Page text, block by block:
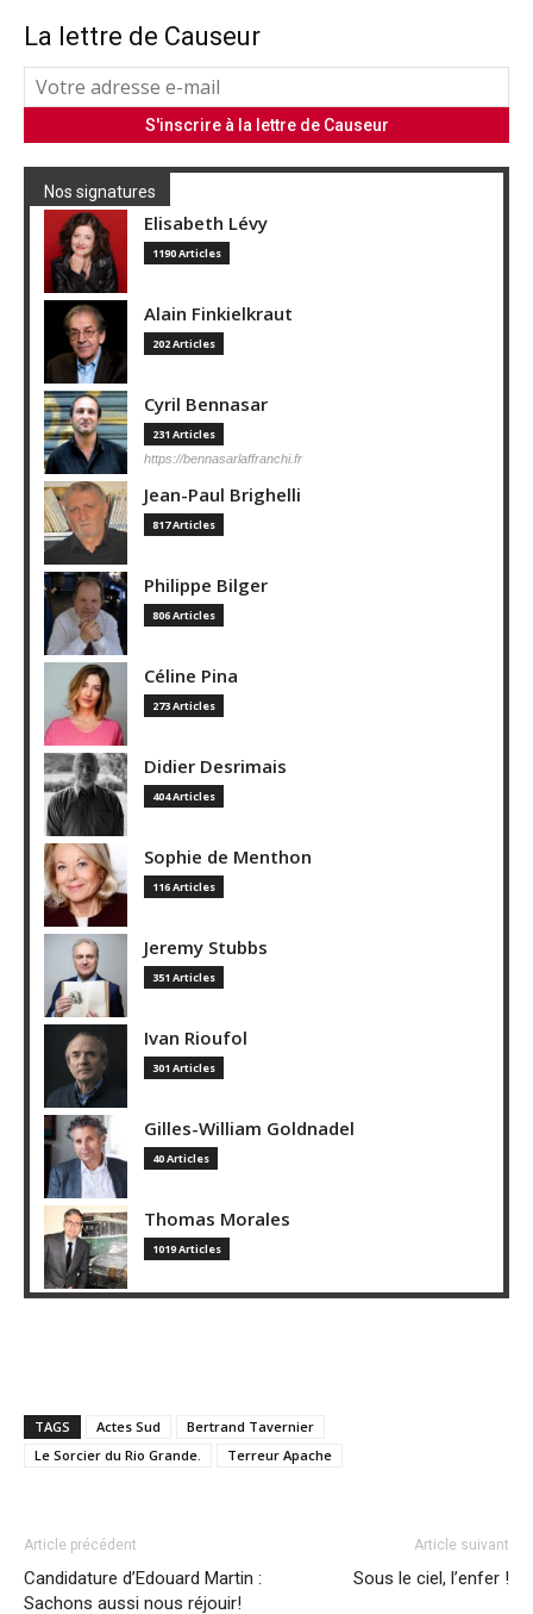
La lettre de Causeur
Nos signatures
Elisabeth Lévy
1190 Articles
Alain Finkielkraut
202 Articles
Cyril Bennasar
231 Articles
https://bennasarlaffranchi.fr
Jean-Paul Brighelli
817 Articles
Philippe Bilger
806 Articles
Céline Pina
273 Articles
Didier Desrimais
404 Articles
Sophie de Menthon
116 Articles
Jeremy Stubbs
351 Articles
Ivan Rioufol
301 Articles
Gilles-William Goldnadel
40 Articles
Thomas Morales
1019 Articles
TAGS Actes Sud
Bertrand Tavernier
Le Sorcier du Rio Grande.
Terreur Apache
Article précédent
Candidature d’Edouard Martin :
Sachons aussi nous réjouir!
Article suivant
Sous le ciel, l’enfer !